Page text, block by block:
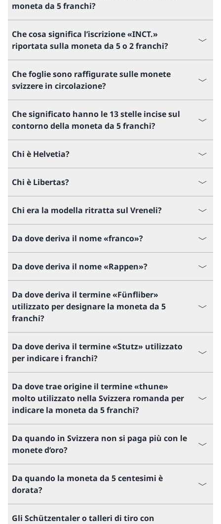
moneta da 5 franchi?
Che cosa significa l’iscrizione «INCT.»
riportata sulla moneta da 5 o 2 franchi?
Che foglie sono raffigurate sulle monete
svizzere in circolazione?
Che significato hanno le 13 stelle incise sul
contorno della moneta da 5 franchi?
Chi è Helvetia?
Chi è Libertas?
Chi era la modella ritratta sul Vreneli?
Da dove deriva il nome «franco»?
Da dove deriva il nome «Rappen»?
Da dove deriva il termine «Fünfliber»
utilizzato per designare la moneta da 5
franchi?
Da dove deriva il termine «Stutz» utilizzato
per indicare i franchi?
Da dove trae origine il termine «thune»
molto utilizzato nella Svizzera romanda per
indicare la moneta da 5 franchi?
Da quando in Svizzera non si paga più con le
monete d’oro?
Da quando la moneta da 5 centesimi è
dorata?
Gli Schützentaler o talleri di tiro con